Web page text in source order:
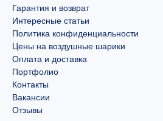
Гарантия и возврат
Интересные статьи
Политика конфиденциальности
Цены на воздушные шарики
Оплата и доставка
Портфолио
Контакты
Вакансии
Отзывы